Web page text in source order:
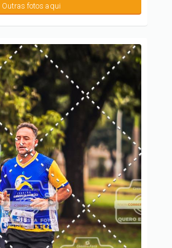
Outras fotos aqui